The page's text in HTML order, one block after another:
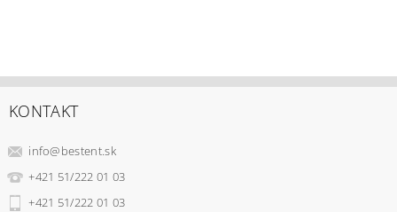
KONTAKT
info@bestent.sk
+421 51/222 01 03
+421 51/222 01 03